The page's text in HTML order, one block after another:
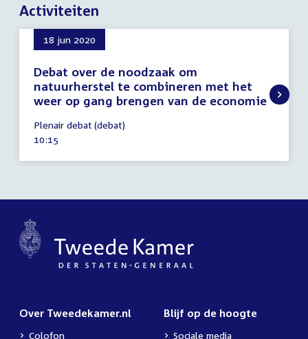
Activiteiten
18 jun 2020
Debat over de noodzaak om
natuurherstel te combineren met het
weer op gang brengen van de economie
juni
2020
Plenair debat (debat)
Tijd
10:15
Over Tweedekamer.nl
Colofon
Blijf op de hoogte
Sociale media